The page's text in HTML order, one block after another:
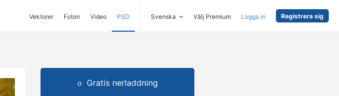
Vektorer Foton Video PSD Svenska Välj Premium Logga in Registrera sig
Gratis nerladdning